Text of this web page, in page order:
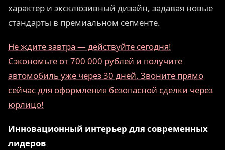
характер и эксклюзивный дизайн, задавая новые
стандарты в премиальном сегменте.
Не ждите завтра — действуйте сегодня!
Сэкономьте от 700 000 рублей и получите
автомобиль уже через 30 дней. Звоните прямо
сейчас для оформления безопасной сделки через
юрлицо!
Инновационный интерьер для современных
лидеров